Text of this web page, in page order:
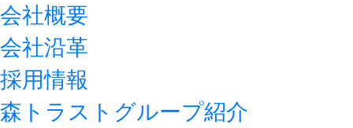
会社概要
会社沿革
採用情報
森トラストグループ紹介